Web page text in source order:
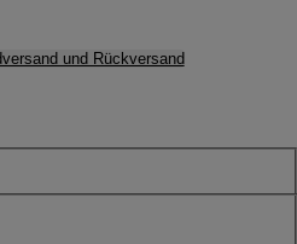
und Rückversand